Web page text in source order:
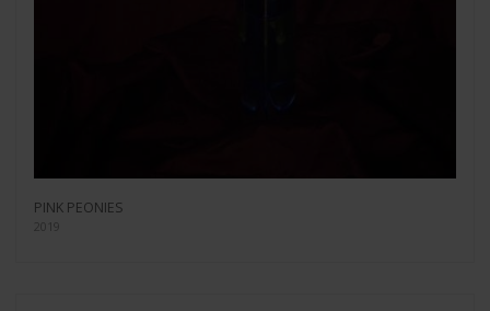
PINK PEONIES
2019